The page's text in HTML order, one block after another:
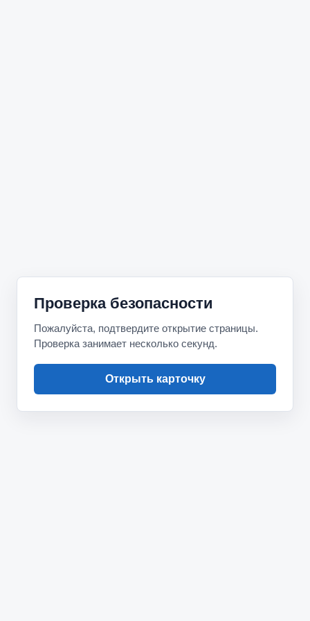
Проверка безопасности
Пожалуйста, подтвердите открытие страницы.
Проверка занимает несколько секунд.
Открыть карточку